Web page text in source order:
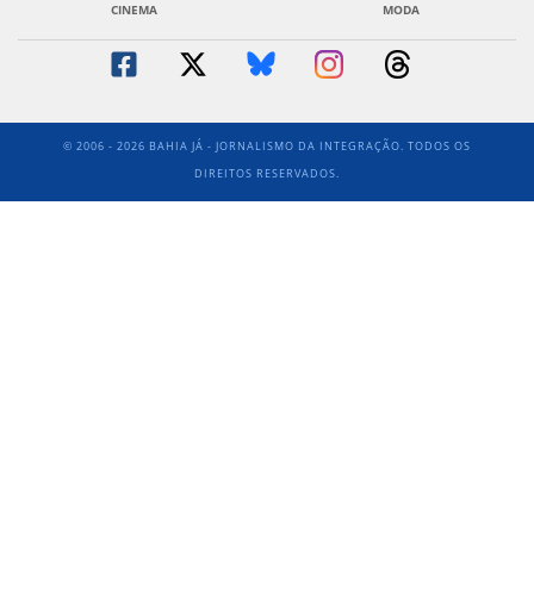
CINEMA
MODA
© 2006 - 2026 BAHIA JÁ - JORNALISMO DA INTEGRAÇÃO. TODOS OS
DIREITOS RESERVADOS.